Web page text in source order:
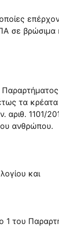
σε βρώσιμα
τα
αριθ. 1101/
ανθρώπου.
και
του